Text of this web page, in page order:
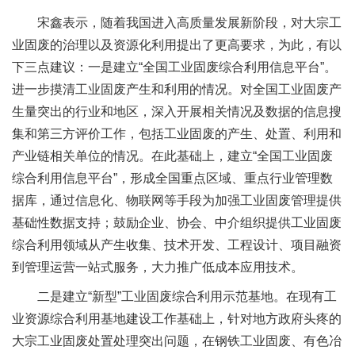
宋鑫表示，随着我国进入高质量发展新阶段，对大宗工
业固废的治理以及资源化利用提出了更高要求，为此，有以
下三点建议： 一是建立“全国工业固废综合利用信息平台”。
进一步摸清工业固废产生和利用的情况。对全国工业固废产
生量突出的行业和地区，深入开展相关情况及数据的信息搜
集和第三方评价工作，包括工业固废的产生、处置、利用和
产业链相关单位的情况。在此基础上，建立“全国工业固废
综合利用信息平台”，形成全国重点区域、重点行业管理数
据库，通过信息化、物联网等手段为加强工业固废管理提供
基础性数据支持；鼓励企业、协会、中介组织提供工业固废
综合利用领域从产生收集、技术开发、工程设计、项目融资
到管理运营一站式服务，大力推广低成本应用技术。
二是建立“新型”工业固废综合利用示范基地。在现有工
业资源综合利用基地建设工作基础上，针对地方政府头疼的
大宗工业固废处置处理突出问题，在钢铁工业固废、有色冶